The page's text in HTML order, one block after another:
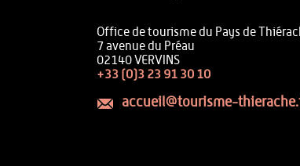
Office de tourisme du Pays de
7 avenue du Préau
02140 VERVINS
+33 (0)3 23 91 30 10
accueil@tourisme-